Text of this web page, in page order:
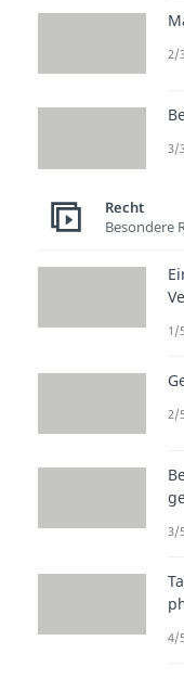
das
2/
3/
Recht
Besondere
1/
2/
3/
4/